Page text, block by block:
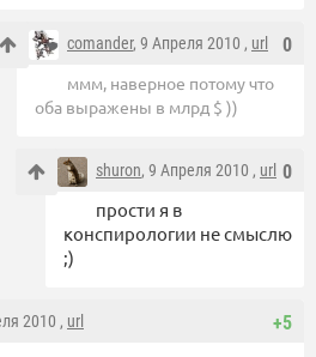
0
comander, 9 Апреля 2010 , url
ммм, наверное потому что
оба выражены в млрд $ ))
0
shuron, 9 Апреля 2010 , url
прости я в
конспирологии не смыслю
;)
+5
2010 , url